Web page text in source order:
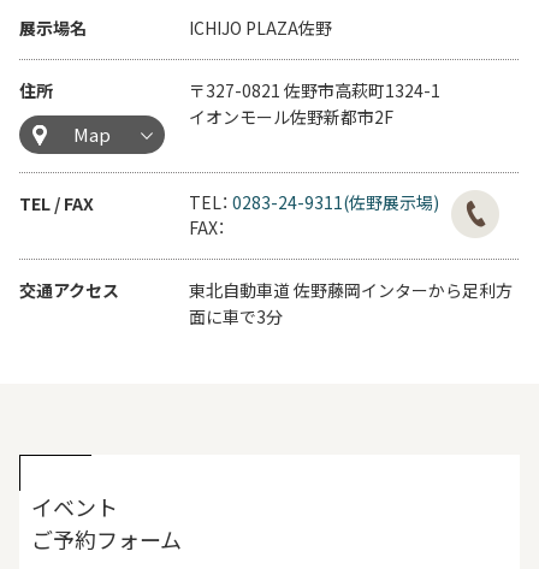
展示場名 ICHIJO PLAZA佐野
住所
Map
〒327-0821 佐野市高萩町1324-1
イオンモール佐野新都市2F
TEL / FAX TEL： 0283-24-9311(佐野展示場)
FAX：
交通アクセス
東北自動車道 佐野藤岡インターから足利方
面に車で3分
イベント
ご予約フォーム